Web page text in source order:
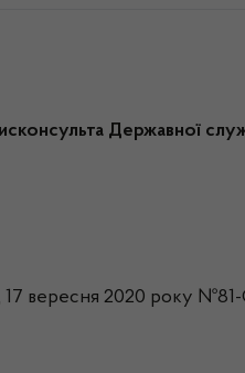
Державної
17 вересня 2020 року